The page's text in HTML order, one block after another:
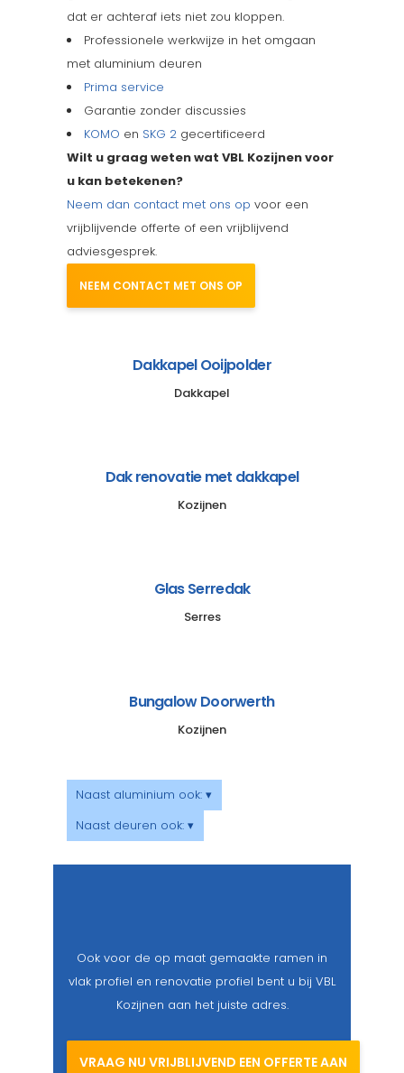
dat er achteraf iets niet zou kloppen.
Professionele werkwijze in het omgaan
met aluminium deuren
Prima service
Garantie zonder discussies
KOMO en SKG 2 gecertificeerd
Wilt u graag weten wat VBL Kozijnen voor
u kan betekenen?
Neem dan contact met ons op voor een
vrijblijvende offerte of een vrijblijvend
adviesgesprek.
NEEM CONTACT MET ONS OP
Dakkapel Ooijpolder
Dakkapel
Dak renovatie met dakkapel
Kozijnen
Glas Serredak
Serres
Bungalow Doorwerth
Kozijnen
Naast aluminium ook: ▾
Naast deuren ook: ▾
Ook voor de op maat gemaakte ramen in
vlak profiel en renovatie profiel bent u bij VBL
Kozijnen aan het juiste adres.
VRAAG NU VRIJBLIJVEND EEN OFFERTE AAN